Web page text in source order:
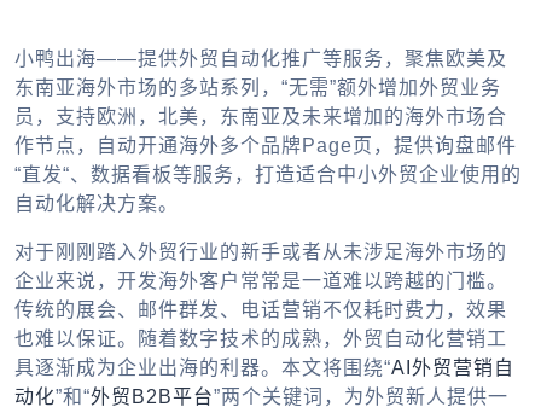
小鸭出海——提供外贸自动化推广等服务，聚焦欧美及
东南亚海外市场的多站系列，“无需”额外增加外贸业务
员，支持欧洲，北美，东南亚及未来增加的海外市场合
作节点，自动开通海外多个品牌Page页，提供询盘邮件
“直发“、数据看板等服务，打造适合中小外贸企业使用的
自动化解决方案。
对于刚刚踏入外贸行业的新手或者从未涉足海外市场的
企业来说，开发海外客户常常是一道难以跨越的门槛。
传统的展会、邮件群发、电话营销不仅耗时费力，效果
也难以保证。随着数字技术的成熟，外贸自动化营销工
具逐渐成为企业出海的利器。本文将围绕“AI外贸营销自
动化”和“外贸B2B平台”两个关键词，为外贸新人提供一